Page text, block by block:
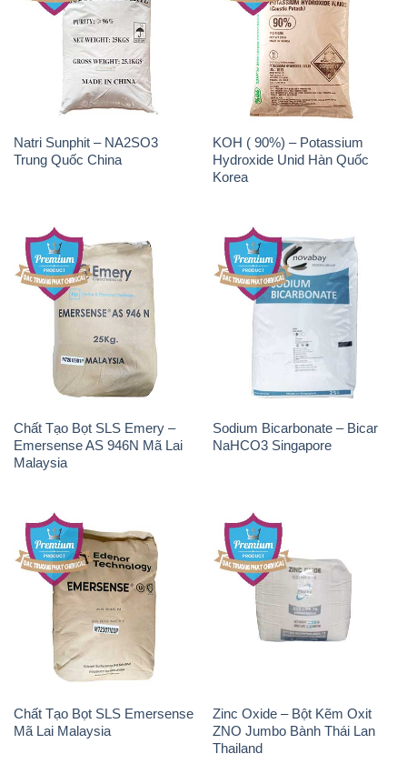
Natri Sunphit – NA2SO3
Trung Quốc China
KOH ( 90%) – Potassium
Hydroxide Unid Hàn Quốc
Korea
Chất Tạo Bọt SLS Emery –
Emersense AS 946N Mã Lai
Malaysia
Sodium Bicarbonate – Bicar
NaHCO3 Singapore
Chất Tạo Bọt SLS Emersense
Mã Lai Malaysia
Zinc Oxide – Bột Kẽm Oxit
ZNO Jumbo Bành Thái Lan
Thailand